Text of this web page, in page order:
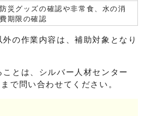
防災グッズの確認や非常食、水の消
費期限の確認
外の作業内容は、補助対象となり
ことは、シルバー人材センター
で問い合わせてください。